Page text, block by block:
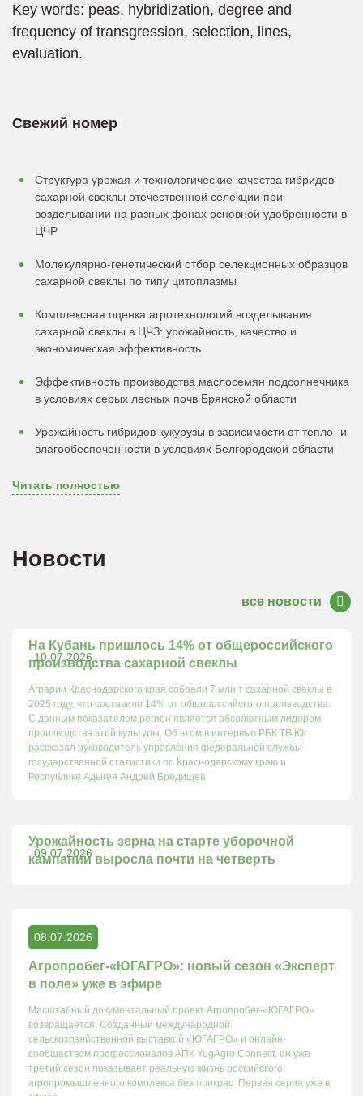
Key words: peas, hybridization, degree and
frequency of transgression, selection, lines,
evaluation.
Свежий номер
Структура урожая и технологические качества гибридов
сахарной свеклы отечественной селекции при
возделывании на разных фонах основной удобренности в
ЦЧР
Молекулярно-генетический отбор селекционных образцов
сахарной свеклы по типу цитоплазмы
Комплексная оценка агротехнологий возделывания
сахарной свеклы в ЦЧЗ: урожайность, качество и
экономическая эффективность
Эффективность производства маслосемян подсолнечника
в условиях серых лесных почв Брянской области
Урожайность гибридов кукурузы в зависимости от тепло- и
влагообеспеченности в условиях Белгородской области
Читать полностью
Новости
все новости
10.07.2026
На Кубань пришлось 14% от общероссийского
производства сахарной свеклы
Аграрии Краснодарского края собрали 7 млн т сахарной свеклы в
2025 году, что составило 14% от общероссийского производства.
С данным показателем регион является абсолютным лидером
производства этой культуры. Об этом в интервью РБК ТВ Юг
рассказал руководитель управления федеральной службы
государственной статистики по Краснодарскому краю и
Республике Адыгея Андрей Бредищев.
09.07.2026
Урожайность зерна на старте уборочной
кампании выросла почти на четверть
08.07.2026
Агропробег-«ЮГАГРО»: новый сезон «Эксперт
в поле» уже в эфире
Масштабный документальный проект Агропробег-«ЮГАГРО»
возвращается. Созданный международной
сельскохозяйственной выставкой «ЮГАГРО» и онлайн-
сообществом профессионалов АПК YugAgro Connect, он уже
третий сезон показывает реальную жизнь российского
агропромышленного комплекса без прикрас. Первая серия уже в